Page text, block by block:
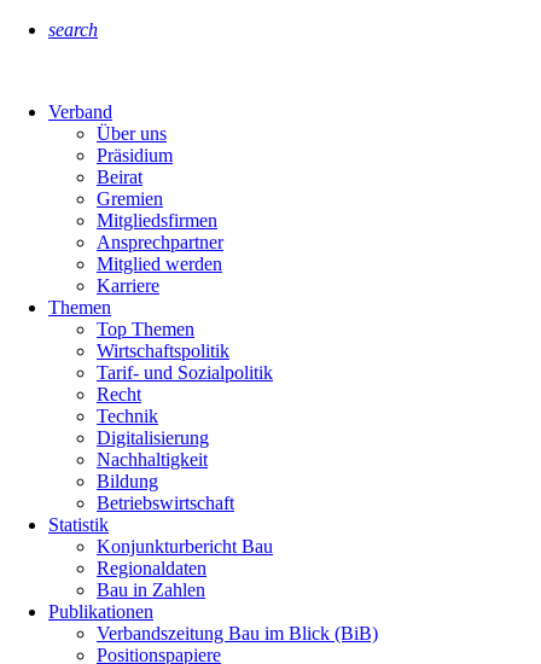
search
Verband
Über uns
Präsidium
Beirat
Gremien
Mitgliedsfirmen
Ansprechpartner
Mitglied werden
Karriere
Themen
Top Themen
Wirtschaftspolitik
Tarif- und Sozialpolitik
Recht
Technik
Digitalisierung
Nachhaltigkeit
Bildung
Betriebswirtschaft
Statistik
Konjunkturbericht Bau
Regionaldaten
Bau in Zahlen
Publikationen
Verbandszeitung Bau im Blick (BiB)
Positionspapiere